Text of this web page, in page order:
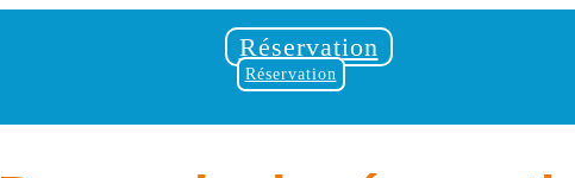
Réservation
Réservation